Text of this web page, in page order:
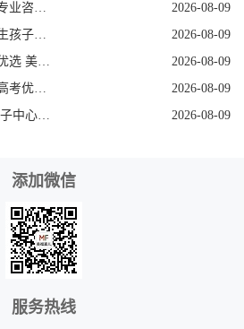
加拿大生孩子前期规划专业咨询机构
2026-08-09
专注全包一站式加拿大生孩子机构
2026-08-09
塞班月子中心全家待产优选 美福嘉儿独栋别墅
2026-08-09
塞班月子中心加宝国内高考优势 美福嘉儿科普
2026-08-09
美福嘉儿直营 加拿大月子中心签证资料优化
2026-08-09
添加微信
服务热线